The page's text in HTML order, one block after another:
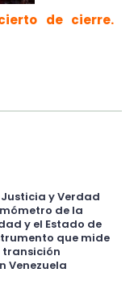
de cierre.
y Verdad
de la
y el Estado de
que mide
transición
Venezuela